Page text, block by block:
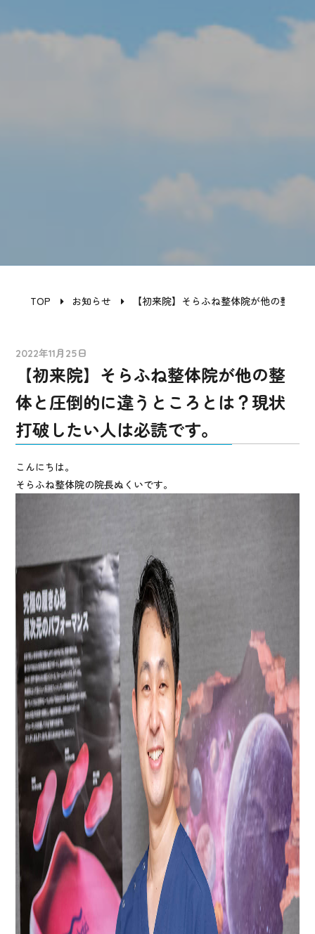
TOP お知らせ 【初来院】そらふね整体院が他の整体
2022年11月25日
【初来院】そらふね整体院が他の整
体と圧倒的に違うところとは？現状
打破したい人は必読です。
こんにちは。
そらふね整体院の院長ぬくいです。